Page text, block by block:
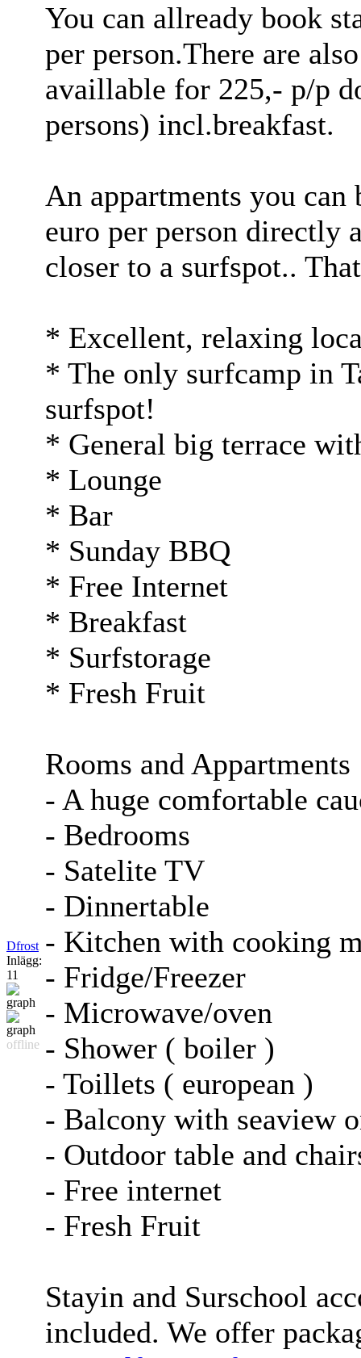
Dfrost
Inlägg:
11
offline
You can allready book
per person.There are
availlable for 225,- p/p
persons) incl.breakfast.
An appartments you
euro per person directly
closer to a surfspot..
* Excellent, relaxing
* The only surfcamp in
surfspot!
* General big terrace
* Lounge
* Bar
* Sunday BBQ
* Free Internet
* Breakfast
* Surfstorage
* Fresh Fruit
Rooms and Appartments
- A huge comfortable
- Bedrooms
- Satelite TV
- Dinnertable
- Kitchen with cooking
- Fridge/Freezer
- Microwave/oven
- Shower ( boiler )
- Toillets ( european )
- Balcony with seaview
- Outdoor table and
- Free internet
- Fresh Fruit
Stayin and Surschool
included. We offer